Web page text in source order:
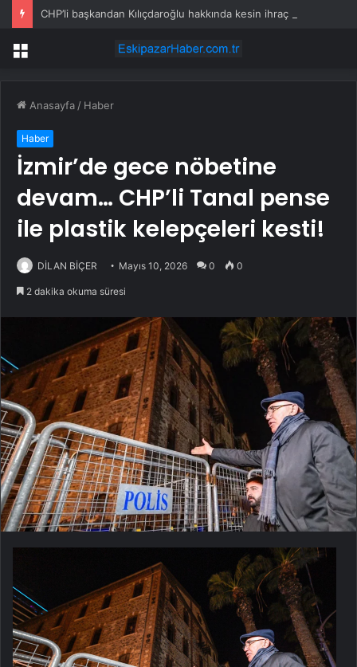
CHP’li başkandan Kılıçdaroğlu hakkında kesin ihraç talebi
Menü
Anasayfa / Haber
Haber
İzmir’de gece nöbetine
devam… CHP’li Tanal pense
ile plastik kelepçeleri kesti!
DİLAN BİÇER Mayıs 10, 2026 0 0
2 dakika okuma süresi